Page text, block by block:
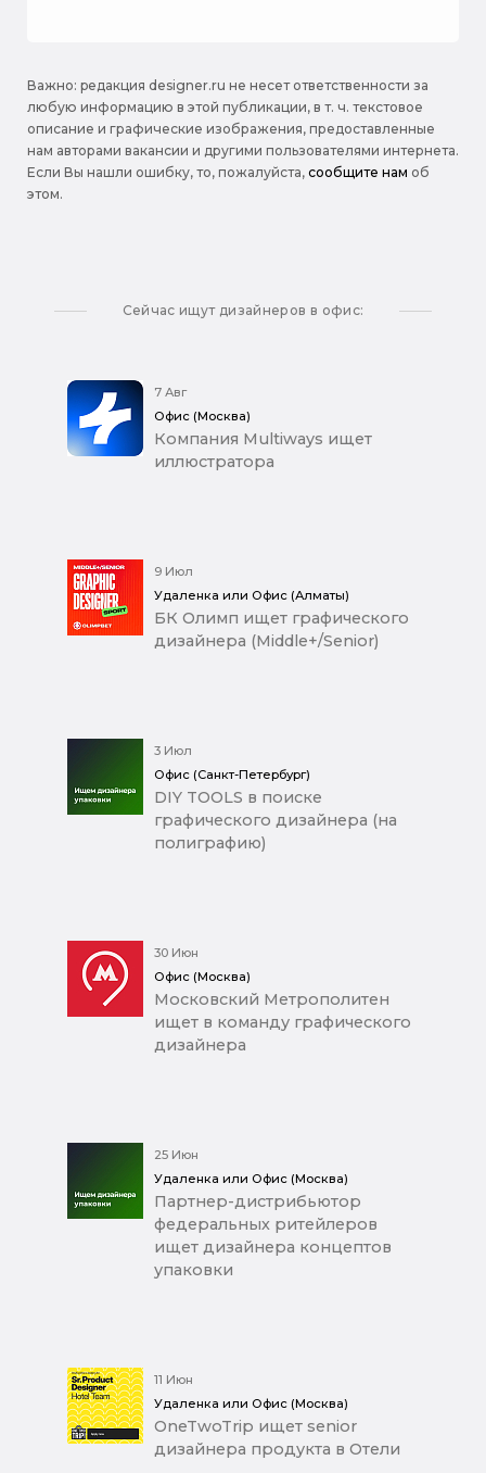
Важно: pедакция designer.ru не несет ответственности за
любую информацию в этой публикации, в т. ч. текстовое
описание и графические изображения, предоставленные
нам авторами вакансии и другими пользователями интернета.
Если Вы нашли ошибку, то, пожалуйста, сообщите нам об
этом.
Сейчас ищут дизайнеров в офис:
7 Авг
Офис (Москва)
Компания Multiways ищет
иллюстратора
9 Июл
Удаленка или Офис (Алматы)
БК Олимп ищет графического
дизайнера (Middle+/Senior)
3 Июл
Офис (Санкт-Петербург)
DIY TOOLS в поиске
графического дизайнера (на
полиграфию)
30 Июн
Офис (Москва)
Московский Метрополитен
ищет в команду графического
дизайнера
25 Июн
Удаленка или Офис (Москва)
Партнер-дистрибьютор
федеральных ритейлеров
ищет дизайнера концептов
упаковки
11 Июн
Удаленка или Офис (Москва)
OneTwoTrip ищет senior
дизайнера продукта в Отели